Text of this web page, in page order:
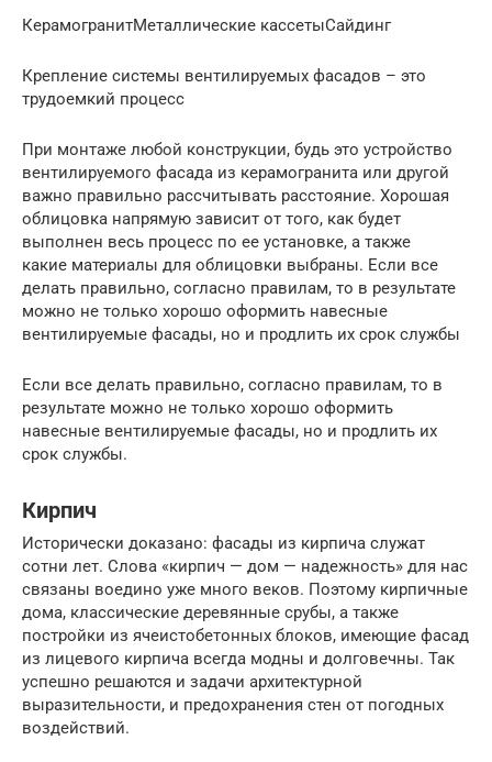
КерамогранитМеталлические кассетыСайдинг
Крепление системы вентилируемых фасадов – это
трудоемкий процесс
При монтаже любой конструкции, будь это устройство
вентилируемого фасада из керамогранита или другой
важно правильно рассчитывать расстояние. Хорошая
облицовка напрямую зависит от того, как будет
выполнен весь процесс по ее установке, а также
какие материалы для облицовки выбраны. Если все
делать правильно, согласно правилам, то в результате
можно не только хорошо оформить навесные
вентилируемые фасады, но и продлить их срок службы
Если все делать правильно, согласно правилам, то в
результате можно не только хорошо оформить
навесные вентилируемые фасады, но и продлить их
срок службы.
Кирпич
Исторически доказано: фасады из кирпича служат
сотни лет. Слова «кирпич — дом — надежность» для нас
связаны воедино уже много веков. Поэтому кирпичные
дома, классические деревянные срубы, а также
постройки из ячеистобетонных блоков, имеющие фасад
из лицевого кирпича всегда модны и долговечны. Так
успешно решаются и задачи архитектурной
выразительности, и предохранения стен от погодных
воздействий.